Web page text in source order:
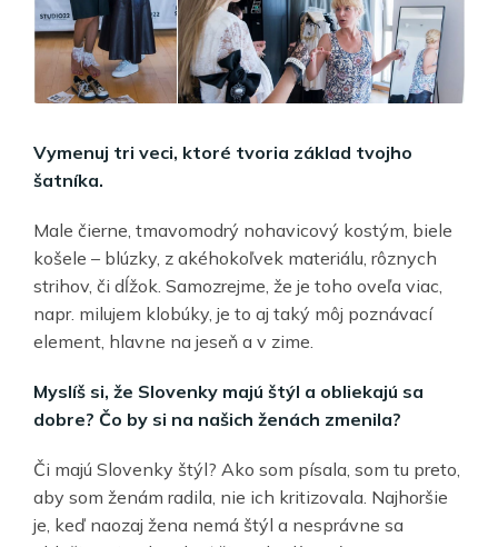
Vymenuj tri veci, ktoré tvoria základ tvojho
šatníka.
Male čierne, tmavomodrý nohavicový kostým, biele
košele – blúzky, z akéhokoľvek materiálu, rôznych
strihov, či dĺžok. Samozrejme, že je toho oveľa viac,
napr. milujem klobúky, je to aj taký môj poznávací
element, hlavne na jeseň a v zime.
Myslíš si, že Slovenky majú štýl a obliekajú sa
dobre? Čo by si na našich ženách zmenila?
Či majú Slovenky štýl? Ako som písala, som tu preto,
aby som ženám radila, nie ich kritizovala. Najhoršie
je, keď naozaj žena nemá štýl a nesprávne sa